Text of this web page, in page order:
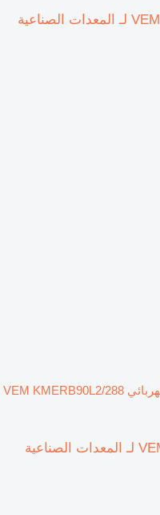
محرك كهربائي VEM KMERB90L2/288